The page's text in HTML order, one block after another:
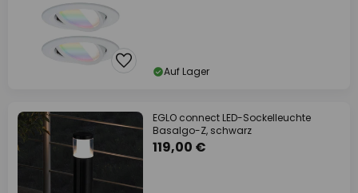
Auf Lager
EGLO connect LED-Sockelleuchte
Basalgo-Z, schwarz
119,00 €